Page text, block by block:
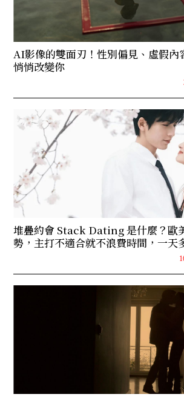
AI影像的雙面刃！性別偏見、虛假內
悄悄改變你
堆疊約會 Stack Dating 是什麼？歐
勢，主打不適合就不浪費時間，一天